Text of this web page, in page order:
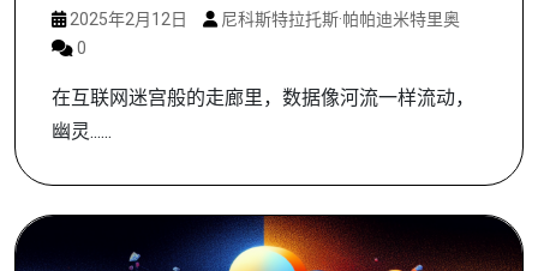
2025年2月12日
尼科斯特拉托斯·帕帕迪米特里奥
0
在互联网迷宫般的走廊里，数据像河流一样流动，
幽灵......